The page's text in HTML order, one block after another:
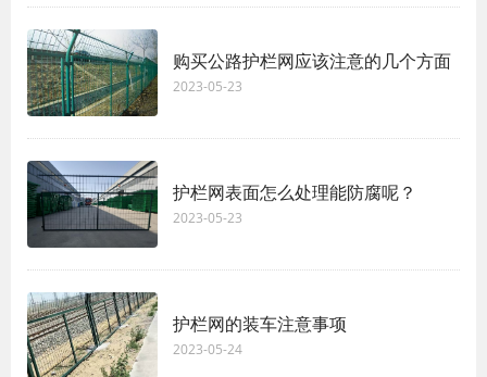
购买公路护栏网应该注意的几个方面
2023-05-23
护栏网表面怎么处理能防腐呢？
2023-05-23
护栏网的装车注意事项
2023-05-24